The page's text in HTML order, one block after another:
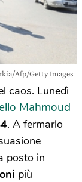
Afp/Getty Images
caos. Lunedì
Mahmoud
. A fermarlo
posto in
più